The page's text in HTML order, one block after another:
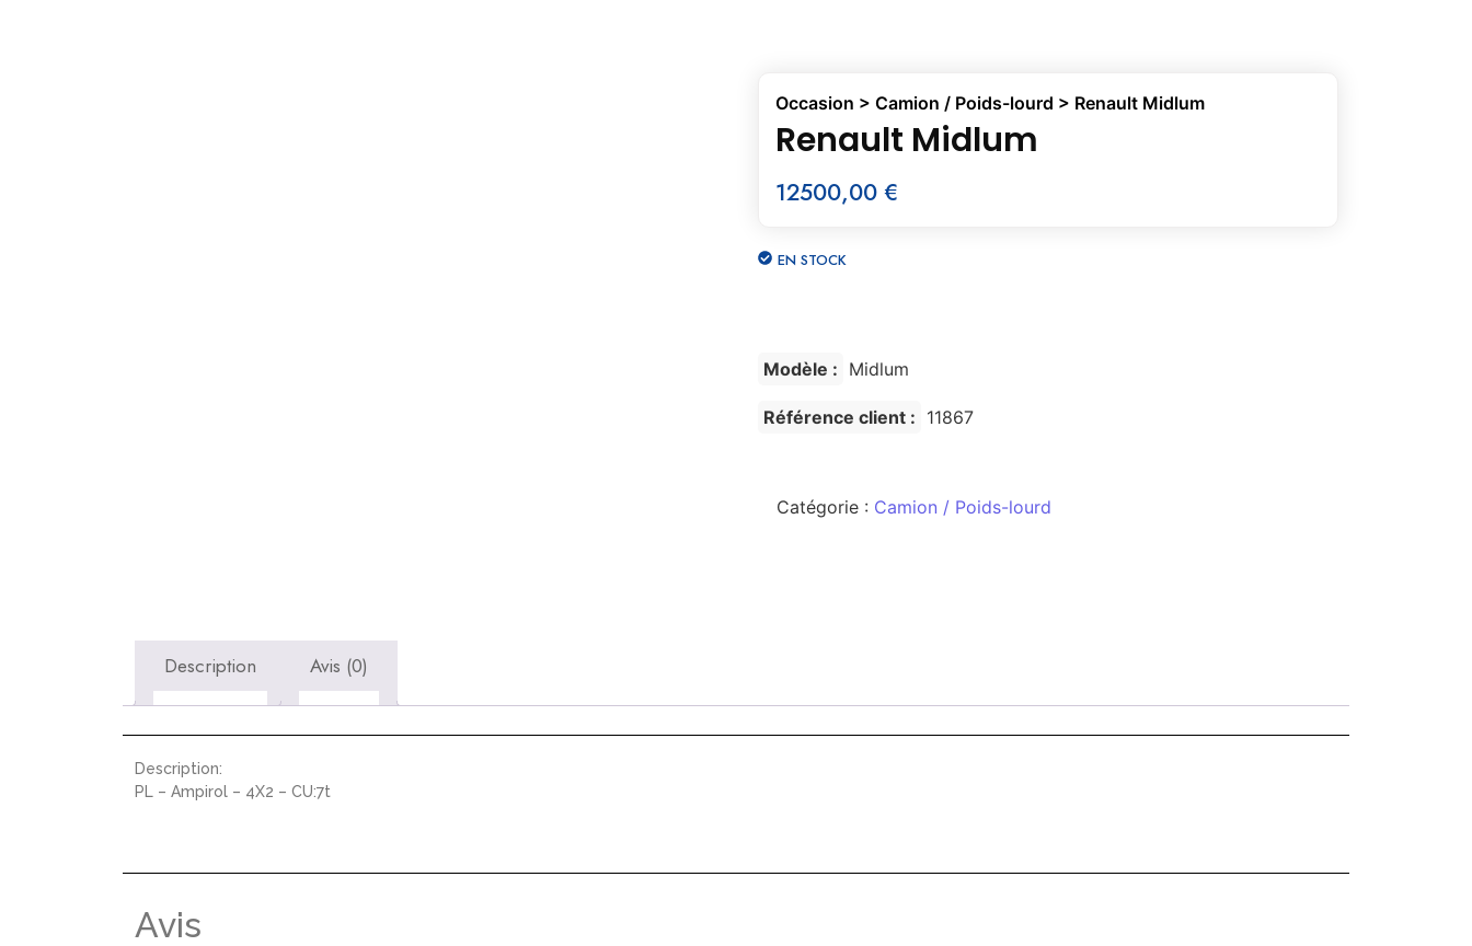
Occasion > Camion / Poids-lourd > Renault Midlum
Renault Midlum
12500,00 €
EN STOCK
Modèle : Midlum
Référence client : 11867
Catégorie : Camion / Poids-lourd
Description Avis (0)
Description:
PL – Ampirol – 4X2 – CU:7t
Avis